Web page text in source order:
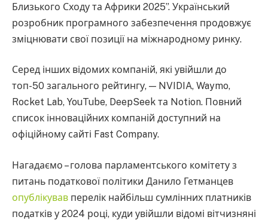
Близького Сходу та Африки 2025”. Український
розробник програмного забезпечення продовжує
зміцнювати свої позиції на міжнародному ринку.
Серед інших відомих компаній, які увійшли до
топ-50 загального рейтингу, — NVIDIA, Waymo,
Rocket Lab, YouTube, DeepSeek та Notion. Повний
список інноваційних компаній доступний на
офіційному сайті Fast Company.
Нагадаємо – голова парламентського комітету з
питань податкової політики Данило Гетманцев
опублікував перелік найбільш сумлінних платників
податків у 2024 році, куди увійшли відомі вітчизняні